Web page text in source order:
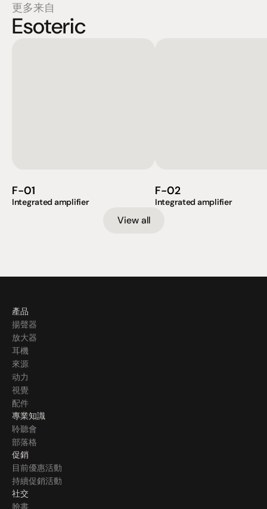
更多来自
Esoteric
F-01
Integrated amplifier
F-02
Integrated amplifier
View all
產品
揚聲器
放大器
耳機
來源
动力
視覺
配件
專業知識
聆聽會
部落格
促銷
目前優惠活動
持續促銷活動
社交
臉書